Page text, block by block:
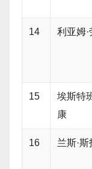
14 利亚姆·
15
埃斯特
康
16 兰斯·斯